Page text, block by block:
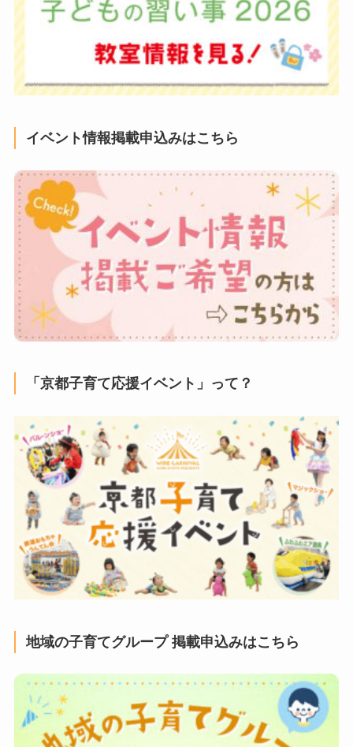
イベント情報掲載申込みはこちら
「京都子育て応援イベント」って？
地域の子育てグループ 掲載申込みはこちら